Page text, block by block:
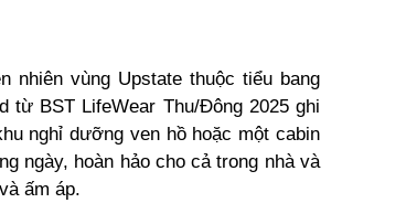
nhiên vùng Upstate thuộc tiểu bang
từ BST LifeWear Thu/Đông 2025 ghi
nghỉ dưỡng ven hồ hoặc một cabin
ngày, hoàn hảo cho cả trong nhà và
ấm áp.